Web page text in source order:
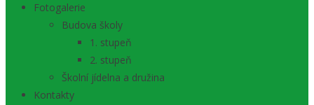
Fotogalerie
Budova školy
1. stupeň
2. stupeň
Školní jídelna a družina
Kontakty